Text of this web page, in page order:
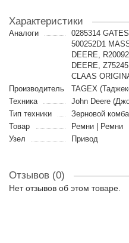
Характеристики
Аналоги
0285314
500252D1
DEERE,
DEERE,
CLAAS
Производитель
TAGEX
Техника
John Deere
Тип техники
Зерновой
Товар
Ремни | Ремни
Узел
Привод
Отзывов (0)
Нет отзывов об этом товаре.